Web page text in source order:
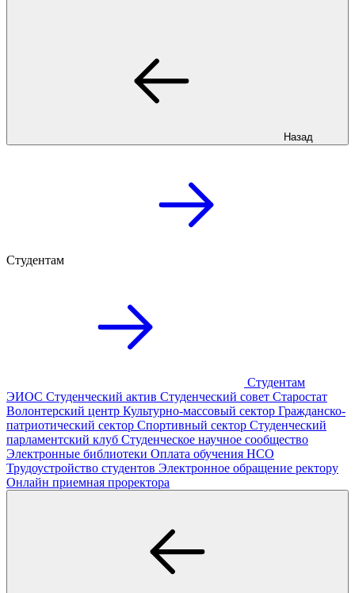
Назад
Студентам
Студентам
ЭИОС Студенческий актив Студенческий совет Старостат
Волонтерский центр Культурно-массовый сектор Гражданско-
патриотический сектор Спортивный сектор Студенческий
парламентский клуб Студенческое научное сообщество
Электронные библиотеки Оплата обучения НСО
Трудоустройство студентов Электронное обращение ректору
Онлайн приемная проректора